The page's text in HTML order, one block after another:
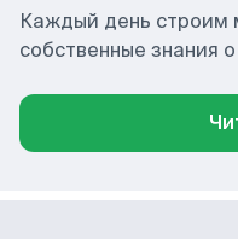
Каждый день строим
собственные знания